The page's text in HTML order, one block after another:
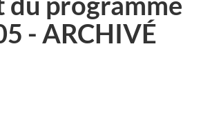
- ARCHIVÉ